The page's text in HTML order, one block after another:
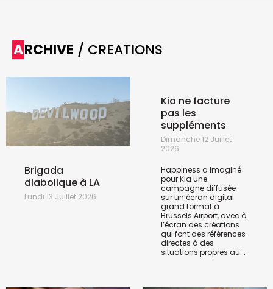
ARCHIVE / CREATIONS
Brigada
diabolique à LA
Lundi 13 Juillet 2026
Kia ne facture
pas les
suppléments
Dimanche 12 Juillet
2026
Happiness a imaginé
pour Kia une
campagne diffusée
sur un écran digital
grand format à
Brussels Airport, avec à
l’écran des créations
qui font des références
directes à des
situations propres au...